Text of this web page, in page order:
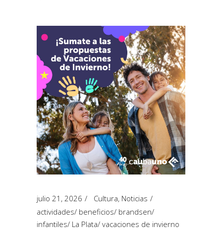
julio 21, 2026 Cultura, Noticias
actividades/ beneficios/ brandsen/
infantiles/ La Plata/ vacaciones de invierno